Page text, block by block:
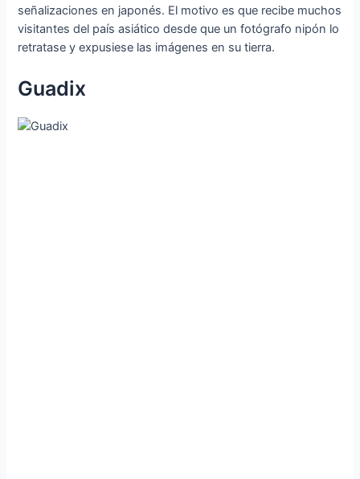
señalizaciones en japonés. El motivo es que recibe muchos
visitantes del país asiático desde que un fotógrafo nipón lo
retratase y expusiese las imágenes en su tierra.
Guadix